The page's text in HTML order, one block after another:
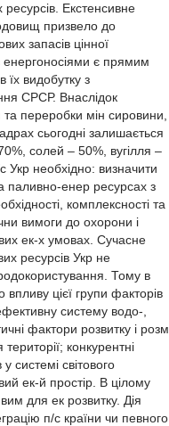
Екстенсивне
призвело до
запасів цінної
енергоносіями є прямим
їх видобутку з
СРСР. Внаслідок
та переробки мін сировини,
сьогодні залишається
солей – 50%, вугілля –
необхідно: визначити
паливно-енер ресурсах з
комплексності та
вимоги до охорони і
ек-х умовах. Сучасне
ресурсів Укр не
Тому в
цієї групи факторів
систему водо-,
фактори розвитку і розм
конкурентні
системі світового
ек-й простір. В цілому
для ек розвитку. Дія
п/с країни чи певного